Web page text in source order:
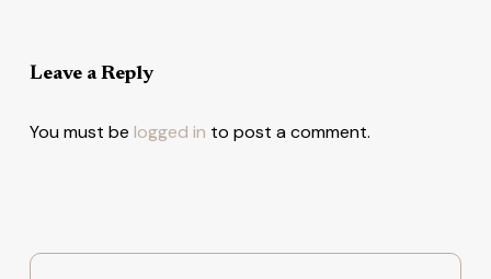
Leave a Reply
You must be logged in to post a comment.